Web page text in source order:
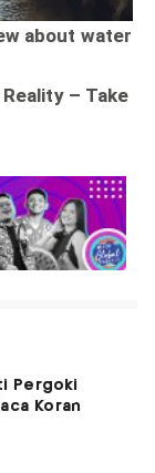
Pergoki
Koran